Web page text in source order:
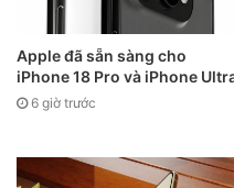
Cũng theo lập luận từ thị
triển khai trên Galaxy S9
môn” vì người dùng chỉ
Apple đưa nâng cấp này
thị trường có thể kỳ vọng
Apple đã sẵn sàng cho
iPhone 18 Pro và iPhone
6 giờ trước